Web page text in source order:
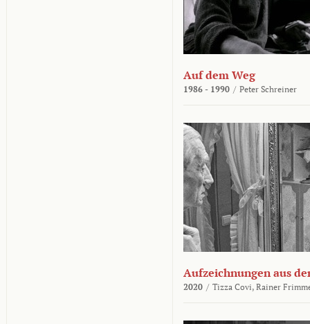
Auf dem Weg
1986 - 1990 / Peter Schreiner
Aufzeichnungen aus
2020 / Tizza Covi, Rainer